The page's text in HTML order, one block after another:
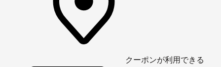
クーポンが利用できる